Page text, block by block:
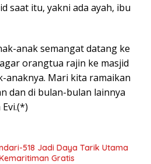
saat itu, yakni ada ayah, ibu
anak semangat datang ke
orangtua rajin ke masjid
anaknya. Mari kita ramaikan
dan di bulan-bulan lainnya
518 Jadi Daya Tarik Utama
Gratis